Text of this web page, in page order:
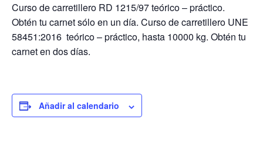
Curso de carretillero RD 1215/97 teórico – práctico.
Obtén tu carnet sólo en un día. Curso de carretillero UNE
58451:2016 teórico – práctico, hasta 10000 kg. Obtén tu
carnet en dos días.
Añadir al calendario